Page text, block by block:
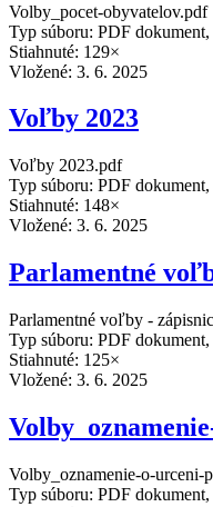
Volby_pocet-obyvatelov.pdf
Typ súboru: PDF
Stiahnuté: 129×
Vložené: 3. 6. 2025
Voľby 2023
Voľby 2023.pdf
Typ súboru: PDF
Stiahnuté: 148×
Vložené: 3. 6. 2025
Parlamentné
Parlamentné voľby -
Typ súboru: PDF
Stiahnuté: 125×
Vložené: 3. 6. 2025
Volby_oznamenie-o-urceni-
Typ súboru: PDF